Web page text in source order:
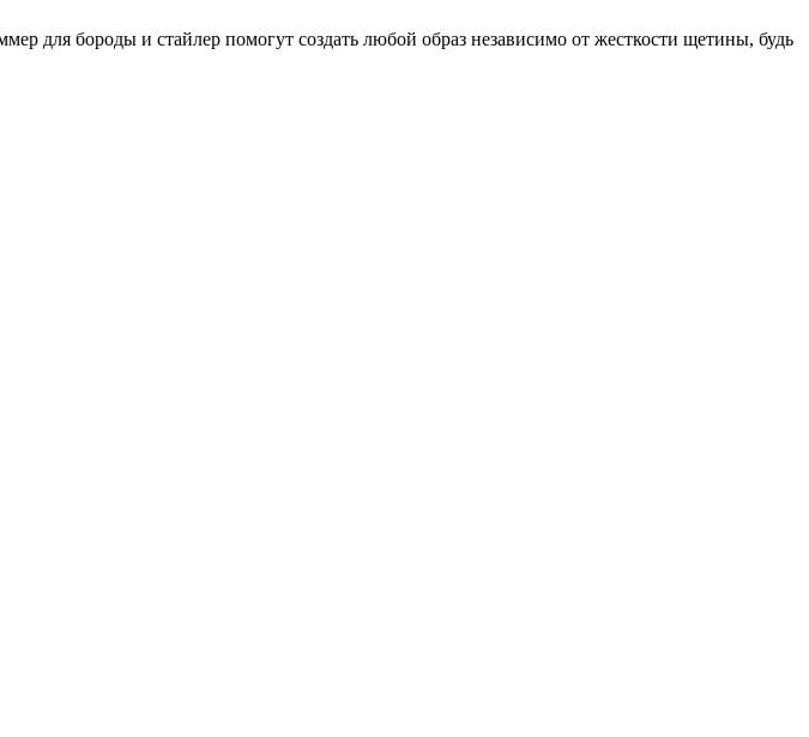
для бороды и стайлер помогут создать любой образ независимо от жесткости щетины, будь